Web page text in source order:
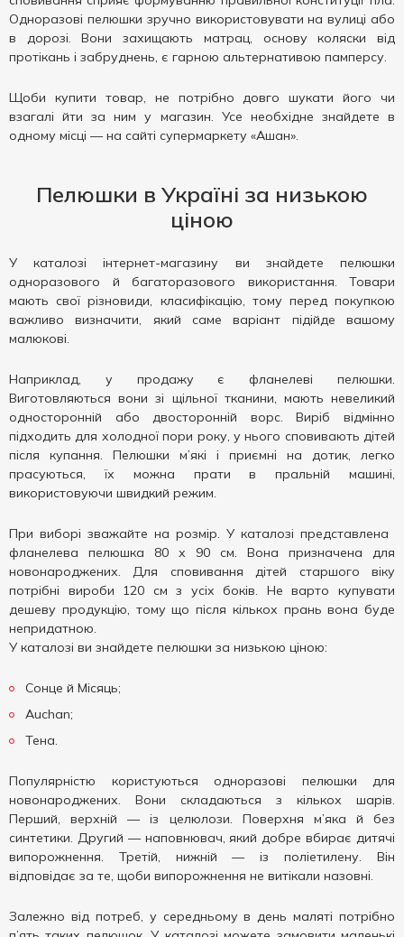
Одноразові пелюшки зручно використовувати на вулиці або
в дорозі. Вони захищають матрац, основу коляски від
протікань і забруднень, є гарною альтернативою памперсу.
Щоби купити товар, не потрібно довго шукати його чи
взагалі йти за ним у магазин. Усе необхідне знайдете в
одному місці — на сайті супермаркету «Ашан».
Пелюшки в Україні за низькою
ціною
У каталозі інтернет-магазину ви знайдете пелюшки
одноразового й багаторазового використання. Товари
мають свої різновиди, класифікацію, тому перед покупкою
важливо визначити, який саме варіант підійде вашому
малюкові.
Наприклад, у продажу є фланелеві пелюшки.
Виготовляються вони зі щільної тканини, мають невеликий
односторонній або двосторонній ворс. Виріб відмінно
підходить для холодної пори року, у нього сповивають дітей
після купання. Пелюшки м’які і приємні на дотик, легко
прасуються, їх можна прати в пральній машині,
використовуючи швидкий режим.
При виборі зважайте на розмір. У каталозі представлена ​​
фланелева пелюшка 80 х 90 см. Вона призначена для
новонароджених. Для сповивання дітей старшого віку
потрібні вироби 120 см з усіх боків. Не варто купувати
дешеву продукцію, тому що після кількох прань вона буде
непридатною.
У каталозі ви знайдете пелюшки за низькою ціною:
Сонце й Місяць;
Auchan;
Тена.
Популярністю користуються одноразові пелюшки для
новонароджених. Вони складаються з кількох шарів.
Перший, верхній — із целюлози. Поверхня м’яка й без
синтетики. Другий — наповнювач, який добре вбирає дитячі
випорожнення. Третій, нижній — із поліетилену. Він
відповідає за те, щоби випорожнення не витікали назовні.
Залежно від потреб, у середньому в день маляті потрібно